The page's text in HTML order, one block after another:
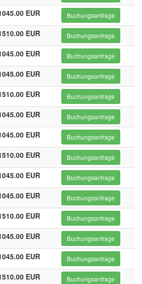
EUR Buchungsanfrage
EUR Buchungsanfrage
EUR Buchungsanfrage
EUR Buchungsanfrage
EUR Buchungsanfrage
EUR Buchungsanfrage
EUR Buchungsanfrage
EUR Buchungsanfrage
EUR Buchungsanfrage
EUR Buchungsanfrage
EUR Buchungsanfrage
EUR Buchungsanfrage
EUR Buchungsanfrage
EUR Buchungsanfrage